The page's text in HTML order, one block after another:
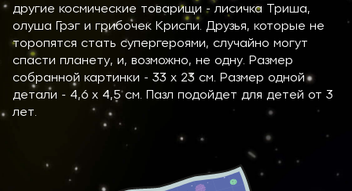
другие космические товарищи - лисичка Триша,
олуша Грэг и грибочек Криспи. Друзья, которые не
торопятся стать супергероями, случайно могут
спасти планету, и, возможно, не одну. Размер
собранной картинки - 33 х 23 см. Размер одной
детали - 4,6 х 4,5 см. Пазл подойдет для детей от 3
лет.